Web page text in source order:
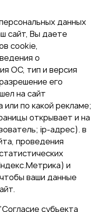
данных
сайт, Вы даете
cookie,
о
ОС, тип и версия
его
на сайт
или по какой рекламе;
открывает и на
ip-адрес). в
проведения
и
ваши данные
субъекта